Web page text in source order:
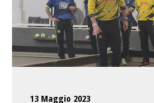
13 Maggio 2023